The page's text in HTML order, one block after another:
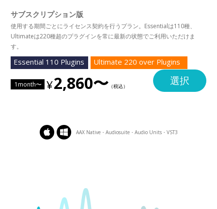
サブスクリプション版
使用する期間ごとにライセンス契約を行うプラン。Essentialは110種、
Ultimateは220種超のプラグインを常に最新の状態でご利用いただけま
す。
Essential 110 Plugins Ultimate 220 over Plugins
1month〜 2,860〜 選択
AAX Native・Audiosuite・Audio Units・VST3